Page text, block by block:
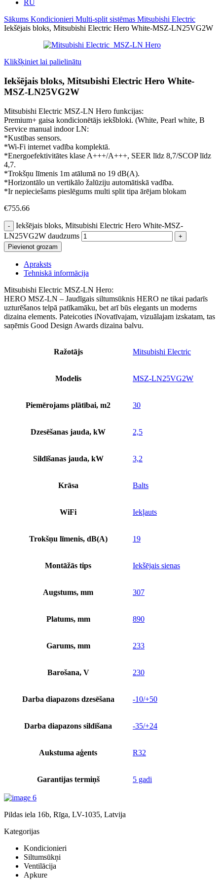
RU
Sākums Kondicionieri Multi-split sistēmas Mitsubishi Electric
Iekšējais bloks, Mitsubishi Electric Hero White-MSZ-LN25VG2W
Klikšķiniet lai palielinātu
Iekšējais bloks, Mitsubishi Electric Hero White-
MSZ-LN25VG2W
Mitsubishi Electric MSZ-LN Hero funkcijas:
Premium+ gaisa kondicionētājs iekšbloki. (White, Pearl white, B
Service manual indoor LN:
*Kustības sensors.
*Wi-Fi internet vadība komplektā.
*Energoefektivitātes klase A+++/A+++, SEER līdz 8,7/SCOP līdz
4,7.
*Trokšņu līmenis 1m atālumā no 19 dB(A).
*Horizontālo un vertikālo žalūziju automātiskā vadība.
*Ir nepieciešams pieslēgums multi split tipa ārējam blokam
€755.66
Iekšējais bloks, Mitsubishi Electric Hero White-MSZ-
LN25VG2W daudzums
Pievienot grozam
Apraksts
Tehniskā informācija
Mitsubishi Electric MSZ-LN Hero:
HERO MSZ-LN – Jaudīgais siltumsūknis HERO ne tikai padarīs
uzturēšanos telpā patīkamāku, bet arī būs elegants un moderns
dizaina elements. Pateicoties iNovatīvajam, vizuālajam izskatam, tas
saņēmis Good Design Awards dizaina balvu.
Ražotājs Mitsubishi Electric
Modelis MSZ-LN25VG2W
Piemērojams plātībai, m2 30
Dzesēšanas jauda, kW 2,5
Sildīšanas jauda, kW 3,2
Krāsa Balts
WiFi Iekļauts
Trokšņu līmenis, dB(A) 19
Montāžās tips Iekšējais sienas
Augstums, mm 307
Platums, mm 890
Garums, mm 233
Barošana, V 230
Darba diapazons dzesēšana -10/+50
Darba diapazons sildīšana -35/+24
Aukstuma aģents R32
Garantijas termiņš 5 gadi
Pildas iela 16b, Rīga, LV-1035, Latvija
Kategorijas
Kondicionieri
Siltumsūkņi
Ventilācija
Apkure